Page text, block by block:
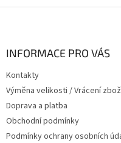
INFORMACE PRO VÁS
Kontakty
Výměna velikosti / Vrácení
Doprava a platba
Obchodní podmínky
Podmínky ochrany osobních